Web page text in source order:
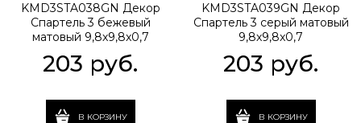
KMD3STA038GN Декор
Спартель 3 бежевый
матовый 9,8x9,8x0,7
203 руб.
В КОРЗИНУ
KMD3STA039GN Декор
Спартель 3 серый матовый
9,8x9,8x0,7
203 руб.
В КОРЗИНУ